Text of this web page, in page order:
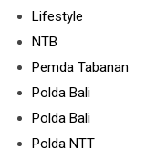
Lifestyle
NTB
Pemda Tabanan
Polda Bali
Polda Bali
Polda NTT